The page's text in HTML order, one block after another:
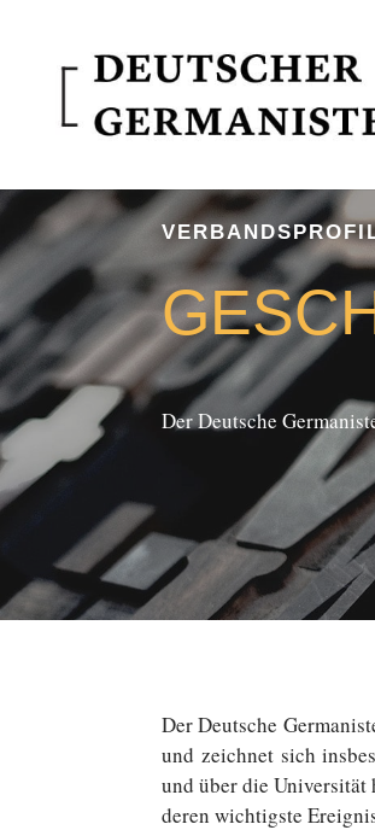
Der Deut­sche
Der Deut­sche
und zeich­net sich
und über die Uni­ver­si­tät
deren wich­tigs­te